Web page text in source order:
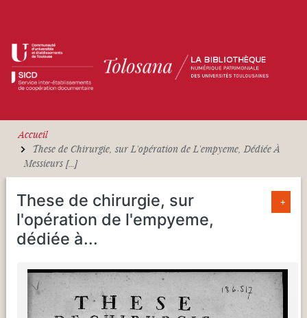
Accueil
These de Chirurgie, sur L'opération de L'empyeme, Dédiée À
Messieurs [...]
These de chirurgie, sur
l'opération de l'empyeme,
dédiée à...
+